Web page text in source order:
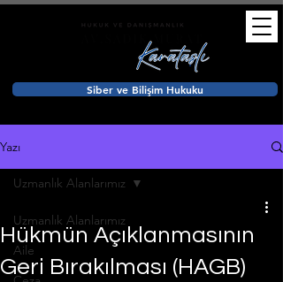
Siber ve Bilişim Hukuku
Yazı
Uzmanlık Alanlarımız
Aile
Uzmanlık Alanlarımız
Hükmün Açıklanmasının
Geri Bırakılması (HAGB)